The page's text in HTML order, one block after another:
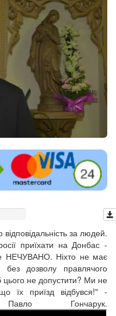
за людей.
приїхати на Донбас -
НЕЧУВАНО. Ніхто не має
дозволу правлячого
не допустити? Ми не
їх приїзд відбувся!" -
Гончарук.